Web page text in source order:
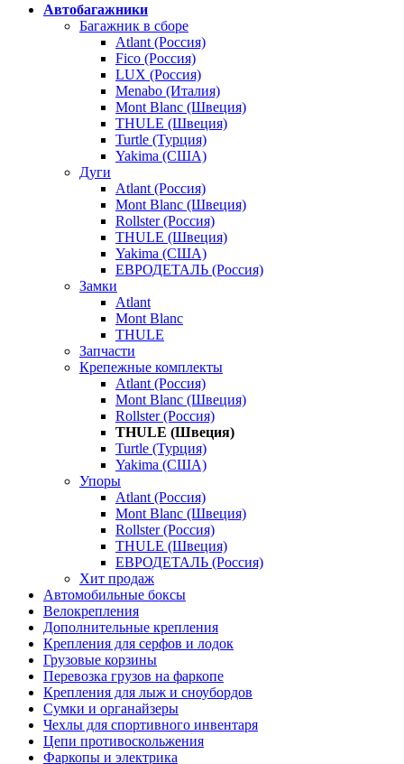
Автобагажники
Багажник в сборе
Atlant (Россия)
Fico (Россия)
LUX (Россия)
Menabo (Италия)
Mont Blanc (Швеция)
THULE (Швеция)
Turtle (Турция)
Yakima (США)
Дуги
Atlant (Россия)
Mont Blanc (Швеция)
Rollster (Россия)
THULE (Швеция)
Yakima (США)
ЕВРОДЕТАЛЬ (Россия)
Замки
Atlant
Mont Blanc
THULE
Запчасти
Крепежные комплекты
Atlant (Россия)
Mont Blanc (Швеция)
Rollster (Россия)
THULE (Швеция)
Turtle (Турция)
Yakima (США)
Упоры
Atlant (Россия)
Mont Blanc (Швеция)
Rollster (Россия)
THULE (Швеция)
ЕВРОДЕТАЛЬ (Россия)
Хит продаж
Автомобильные боксы
Велокрепления
Дополнительные крепления
Крепления для серфов и лодок
Грузовые корзины
Перевозка грузов на фаркопе
Крепления для лыж и сноубордов
Сумки и органайзеры
Чехлы для спортивного инвентаря
Цепи противоскольжения
Фаркопы и электрика